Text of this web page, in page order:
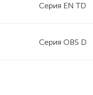
Серия EN TD
Серия OBS D